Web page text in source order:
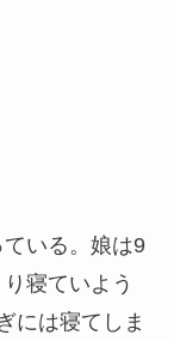
いる。娘は9
寝ていよう
には寝てしま